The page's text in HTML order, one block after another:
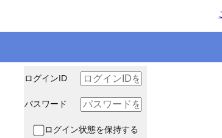
ログインID
パスワード
ログイン状態を保持する